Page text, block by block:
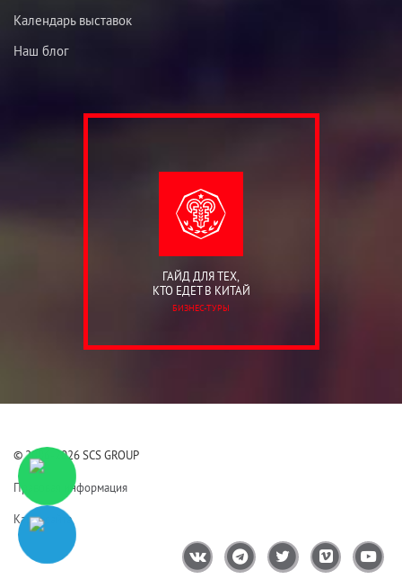
Календарь выставок
Наш блог
ГАЙД ДЛЯ ТЕХ,
КТО ЕДЕТ В КИТАЙ
БИЗНЕС-ТУРЫ
© 2006-2026 SCS GROUP
Правовая информация
Карта сайта